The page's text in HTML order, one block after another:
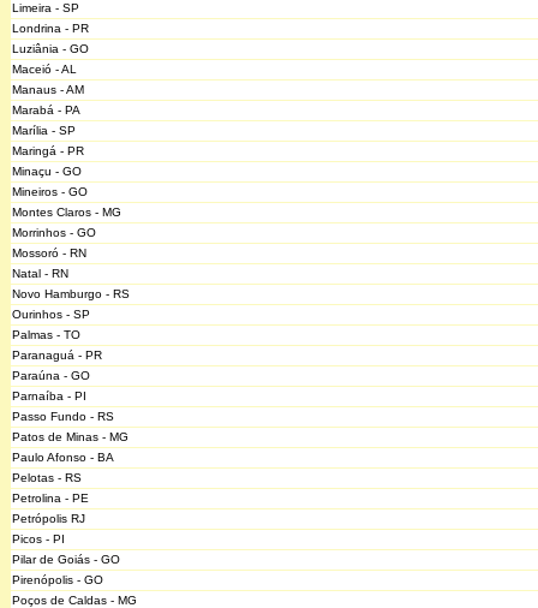
Limeira - SP
Londrina - PR
Luziânia - GO
Maceió - AL
Manaus - AM
Marabá - PA
Marília - SP
Maringá - PR
Minaçu - GO
Mineiros - GO
Montes Claros - MG
Morrinhos - GO
Mossoró - RN
Natal - RN
Novo Hamburgo - RS
Ourinhos - SP
Palmas - TO
Paranaguá - PR
Paraúna - GO
Parnaíba - PI
Passo Fundo - RS
Patos de Minas - MG
Paulo Afonso - BA
Pelotas - RS
Petrolina - PE
Petrópolis RJ
Picos - PI
Pilar de Goiás - GO
Pirenópolis - GO
Poços de Caldas - MG